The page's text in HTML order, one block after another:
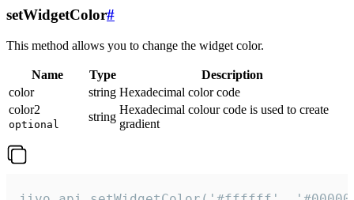
setWidgetColor#
This method allows you to change the widget color.
Name Type
Description
color
string Hexadecimal color code
color2
optional
string
Hexadecimal colour code is used to create
gradient